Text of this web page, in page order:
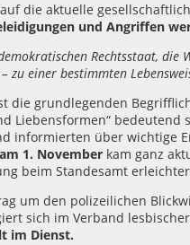
die aktuelle
und Angriffen
Rechtsstaat,
zu einer bestimmten
die grundlegenden
Liebensformen“
informierten über wichtige
1. November kam ganz
beim Standesamt
um den polizeilichen
sich im Verband
im Dienst.